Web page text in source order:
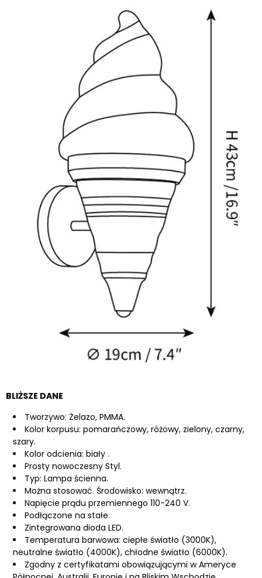
BLIŻSZE DANE
Tworzywo: Żelazo, PMMA.
Kolor korpusu: pomarańczowy, różowy, zielony, czarny,
szary.
Kolor odcienia: biały .
Prosty nowoczesny Styl.
Typ: Lampa ścienna.
Można stosować. Środowisko: wewnątrz.
Napięcie prądu przemiennego 110-240 V.
Podłączone na stałe.
Zintegrowana dioda LED.
Temperatura barwowa: ciepłe światło (3000K),
neutralne światło (4000K), chłodne światło (6000K).
Zgodny z certyfikatami obowiązującymi w Ameryce